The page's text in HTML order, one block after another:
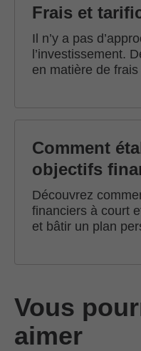
Frais et
Il n’y a pas
l’investissement.
en matière de
Comment
objectifs
Découvrez
financiers à court
et bâtir un plan
Vous
aimer